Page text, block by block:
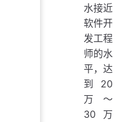
水接近
软件开
发工程
师的水
平，达
到 20
万～
30 万